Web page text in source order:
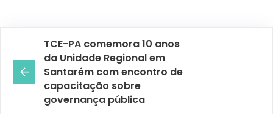
TCE-PA comemora 10 anos
da Unidade Regional em
Santarém com encontro de
capacitação sobre
governança pública